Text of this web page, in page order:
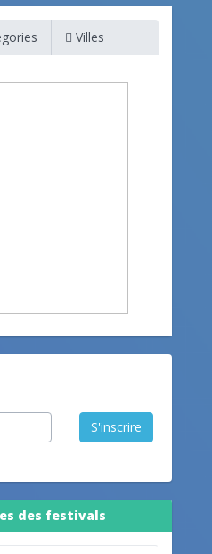
Villes
S'inscrire
des festivals